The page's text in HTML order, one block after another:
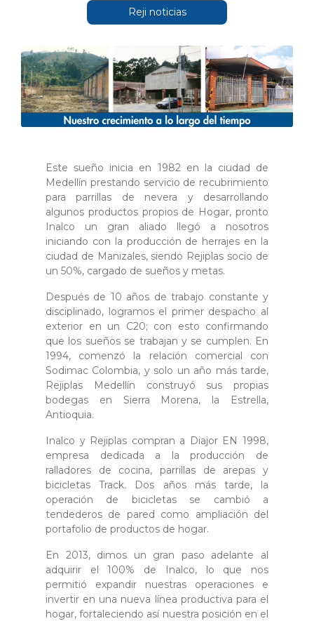
Reji noticias
Este sueño inicia en 1982 en la ciudad de
Medellín prestando servicio de recubrimiento
para parrillas de nevera y desarrollando
algunos productos propios de Hogar, pronto
Inalco un gran aliado llegó a nosotros
iniciando con la producción de herrajes en la
ciudad de Manizales, siendo Rejiplas socio de
un 50%, cargado de sueños y metas.
Después de 10 años de trabajo constante y
disciplinado, logramos el primer despacho al
exterior en un C20; con esto confirmando
que los sueños se trabajan y se cumplen. En
1994, comenzó la relación comercial con
Sodimac Colombia, y solo un año más tarde,
Rejiplas Medellín construyó sus propias
bodegas en Sierra Morena, la Estrella,
Antioquia.
Inalco y Rejiplas compran a Diajor EN 1998,
empresa dedicada a la producción de
ralladores de cocina, parrillas de arepas y
bicicletas Track. Dos años más tarde, la
operación de bicicletas se cambió a
tendederos de pared como ampliación del
portafolio de productos de hogar.
En 2013, dimos un gran paso adelante al
adquirir el 100% de Inalco, lo que nos
permitió expandir nuestras operaciones e
invertir en una nueva línea productiva para el
hogar, fortaleciendo así nuestra posición en el